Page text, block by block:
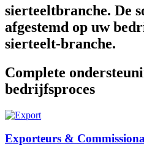
sierteeltbranche. De
afgestemd op uw
sierteelt-branche.
Complete
bedrijfsproces
Exporteurs &